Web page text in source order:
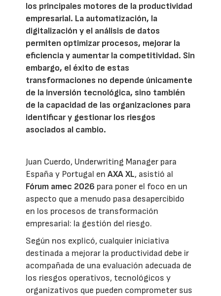
los principales motores de la productividad
empresarial. La automatización, la
digitalización y el análisis de datos
permiten optimizar procesos, mejorar la
eficiencia y aumentar la competitividad. Sin
embargo, el éxito de estas
transformaciones no depende únicamente
de la inversión tecnológica, sino también
de la capacidad de las organizaciones para
identificar y gestionar los riesgos
asociados al cambio.
Juan Cuerdo, Underwriting Manager para
España y Portugal enAXA XL, asistió al
Fórum amec 2026 para poner el foco en un
aspecto que a menudo pasa desapercibido
en los procesos de transformación
empresarial: la gestión del riesgo.
Según nos explicó, cualquier iniciativa
destinada a mejorar la productividad debe ir
acompañada de una evaluación adecuada de
los riesgos operativos, tecnológicos y
organizativos que pueden comprometer sus